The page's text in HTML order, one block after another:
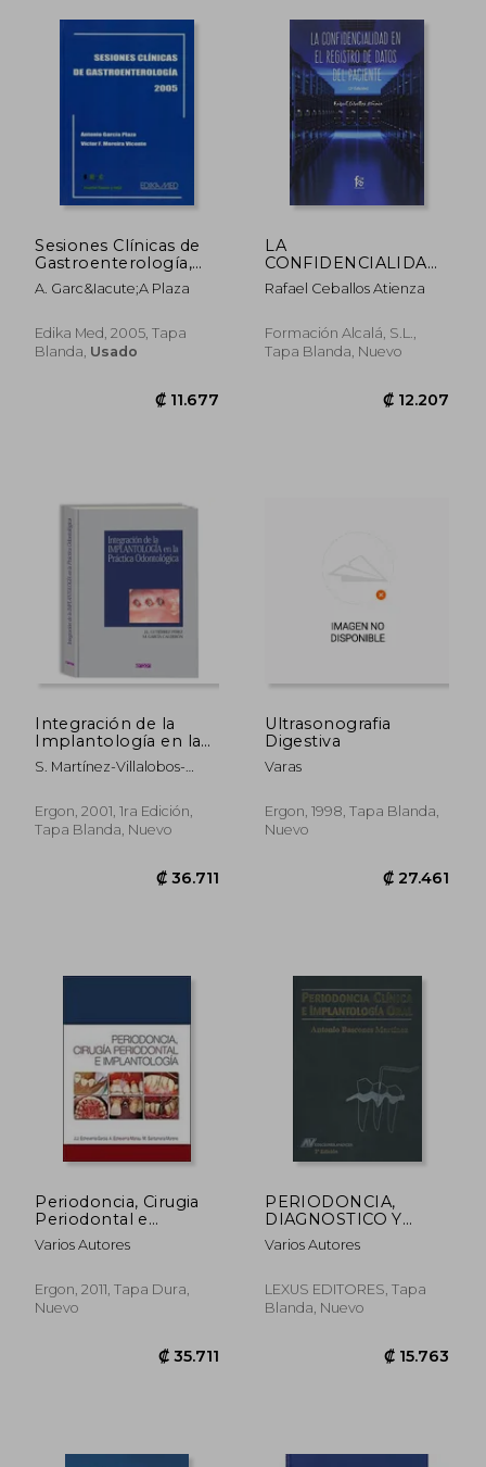
Sesiones Clínicas de
Gastroenterología,
2005
A. Garc&Iacute;A Plaza
Edika Med, 2005, Tapa
Blanda, Usado
₡ 11.677
LA
CONFIDENCIALIDAD
EN EL REGISTRO DE
DATOS DEL
Rafael Ceballos Atienza
Formación Alcalá, S.L.,
Tapa Blanda, Nuevo
Integración de la
Implantología en la
Práctica
Odontológica
S. Martínez-Villalobos-
Ergon, 2001, 1ra Edición,
Tapa Blanda, Nuevo
Ultrasonografia
Digestiva
Varas
Ergon, 1998, Tapa Blanda,
Nuevo
Periodoncia, Cirugia
Periodontal e
Implantologia
Varios Autores
Ergon, 2011, Tapa Dura,
Nuevo
PERIODONCIA,
DIAGNOSTICO Y
TRATAMIENTO DE LA
ENFERMEDAD (2ª
Varios Autores
LEXUS EDITORES, Tapa
Blanda, Nuevo